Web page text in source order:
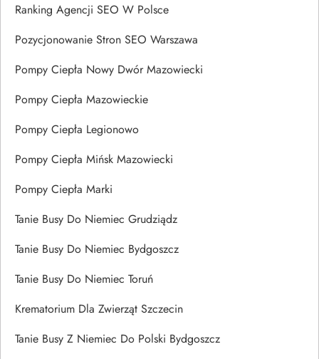
Ranking Agencji SEO W Polsce
Pozycjonowanie Stron SEO Warszawa
Pompy Ciepła Nowy Dwór Mazowiecki
Pompy Ciepła Mazowieckie
Pompy Ciepła Legionowo
Pompy Ciepła Mińsk Mazowiecki
Pompy Ciepła Marki
Tanie Busy Do Niemiec Grudziądz
Tanie Busy Do Niemiec Bydgoszcz
Tanie Busy Do Niemiec Toruń
Krematorium Dla Zwierząt Szczecin
Tanie Busy Z Niemiec Do Polski Bydgoszcz